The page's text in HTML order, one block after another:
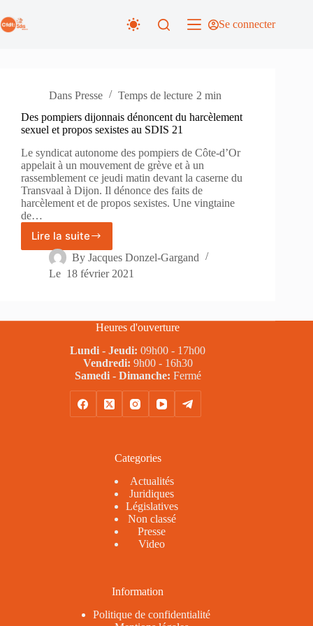
au
contenu
Se connecter
Dans Presse Temps de lecture 2 min
Des pompiers dijonnais dénoncent du harcèlement
sexuel et propos sexistes au SDIS 21
Le syndicat autonome des pompiers de Côte-d’Or
appelait à un mouvement de grève et à un
rassemblement ce jeudi matin devant la caserne du
Transvaal à Dijon. Il dénonce des faits de
harcèlement et de propos sexistes. Une vingtaine
de…
Lire la suite
Des
pompiers
dijonnais
dénoncent
sexuel
propos
sexistes
au
SDIS
By Jacques Donzel-Gargand
Le 18 février 2021
Heures d'ouverture
Lundi - Jeudi: 09h00 - 17h00
Vendredi: 9h00 - 16h30
Samedi - Dimanche: Fermé
Categories
Actualités
Juridiques
Législatives
Non classé
Presse
Video
Information
Politique de confidentialité